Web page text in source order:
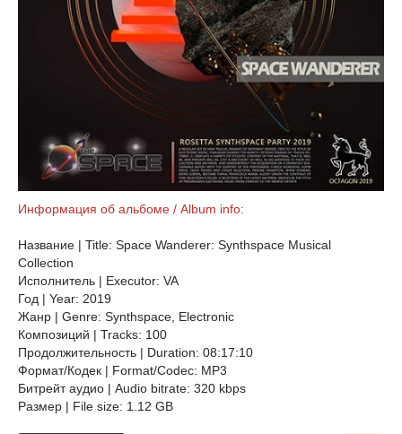
Информация об альбоме / Album info:
Название | Title: Space Wanderer: Synthspace Musical
Collection
Исполнитель | Executor: VA
Год | Year: 2019
Жанр | Genre: Synthspace, Electronic
Композиций | Tracks: 100
Продолжительность | Duration: 08:17:10
Формат/Кодек | Format/Codec: MP3
Битрейт аудио | Audio bitrate: 320 kbps
Размер | File size: 1.12 GB